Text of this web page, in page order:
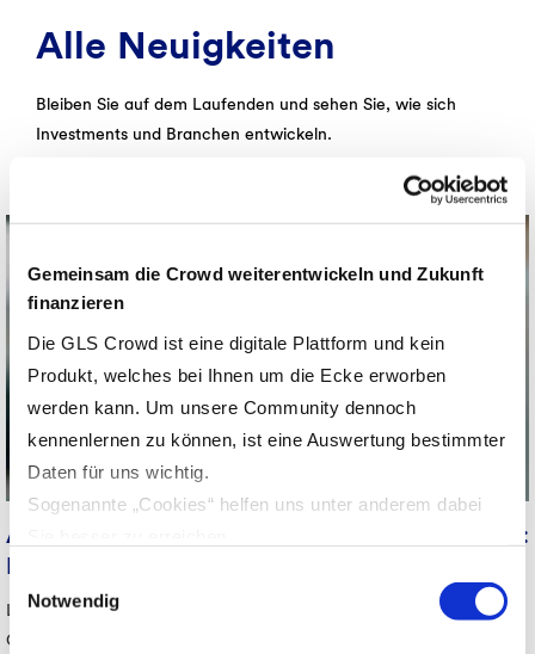
Gemeinsam die Crowd weiterentwickeln und Zukunft
finanzieren
Die GLS Crowd ist eine digitale Plattform und kein
Produkt, welches bei Ihnen um die Ecke erworben
werden kann. Um unsere Community dennoch
kennenlernen zu können, ist eine Auswertung bestimmter
Daten für uns wichtig.
Sogenannte „Cookies“ helfen uns unter anderem dabei
können Inhalte und Anzeigen für Sie personalisiert und
Einwilligungsauswahl
Notwendig
Alle Neuigkeiten
Bleiben Sie auf dem Laufenden und sehen Sie, wie sich
Investments und Branchen entwickeln.
Anders wirtschaften in der Aktiengesellschaft:
Paul Bethke von Lemonaid im Interview
Lemonaid wandelt sich zur Aktiengesellschaft und macht die eigene
Community zu Fairholdern. Im Interview erklärt der Gründer Paul